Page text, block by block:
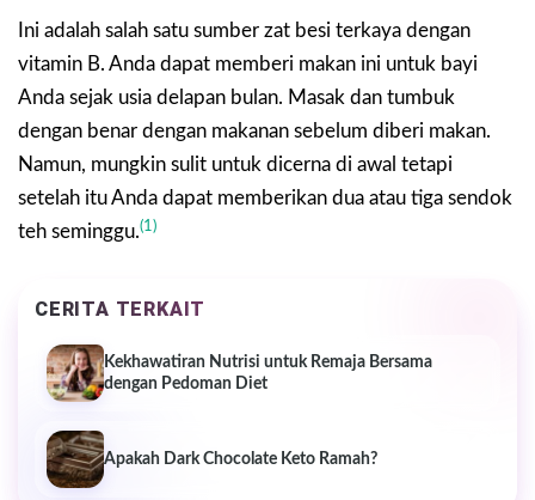
Ini adalah salah satu sumber zat besi terkaya dengan
vitamin B. Anda dapat memberi makan ini untuk bayi
Anda sejak usia delapan bulan. Masak dan tumbuk
dengan benar dengan makanan sebelum diberi makan.
Namun, mungkin sulit untuk dicerna di awal tetapi
setelah itu Anda dapat memberikan dua atau tiga sendok
teh seminggu.(1)
CERITA TERKAIT
Kekhawatiran Nutrisi untuk Remaja Bersama
dengan Pedoman Diet
Apakah Dark Chocolate Keto Ramah?